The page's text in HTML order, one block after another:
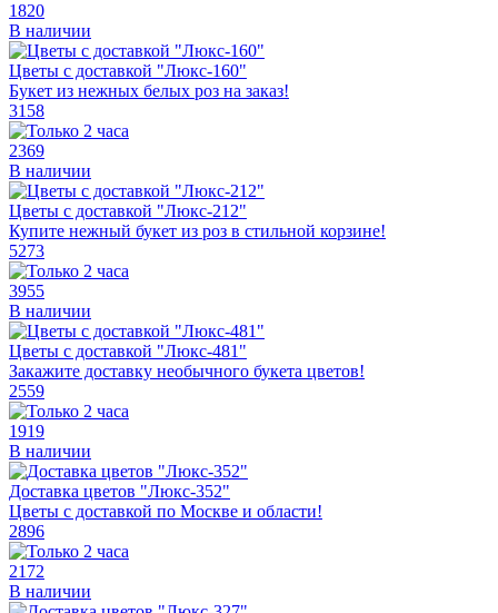
1820
В наличии
Цветы с доставкой "Люкс-160"
Букет из нежных белых роз на заказ!
3158
2369
В наличии
Цветы с доставкой "Люкс-212"
Купите нежный букет из роз в стильной корзине!
5273
3955
В наличии
Цветы с доставкой "Люкс-481"
Закажите доставку необычного букета цветов!
2559
1919
В наличии
Доставка цветов "Люкс-352"
Цветы с доставкой по Москве и области!
2896
2172
В наличии